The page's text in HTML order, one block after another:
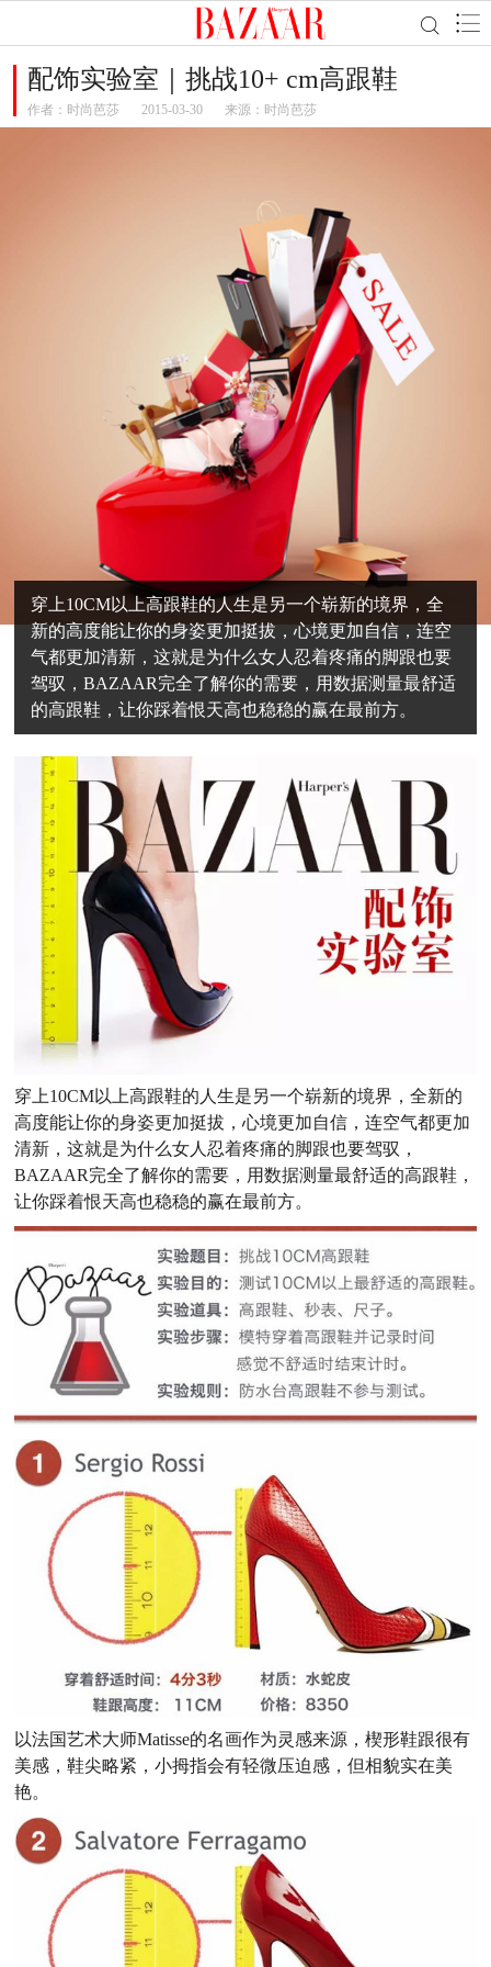
配饰实验室｜挑战10+ cm高跟鞋
作者： 时尚芭莎 2015-03-30 来源：时尚芭莎
穿上10CM以上高跟鞋的人生是另一个崭新的境界，全
新的高度能让你的身姿更加挺拔，心境更加自信，连空
气都更加清新，这就是为什么女人忍着疼痛的脚跟也要
驾驭，BAZAAR完全了解你的需要，用数据测量最舒适
的高跟鞋，让你踩着恨天高也稳稳的赢在最前方。
穿上10CM以上高跟鞋的人生是另一个崭新的境界，全新的
高度能让你的身姿更加挺拔，心境更加自信，连空气都更加
清新，这就是为什么女人忍着疼痛的脚跟也要驾驭，
BAZAAR完全了解你的需要，用数据测量最舒适的高跟鞋，
让你踩着恨天高也稳稳的赢在最前方。
以法国艺术大师Matisse的名画作为灵感来源，楔形鞋跟很有
美感，鞋尖略紧，小拇指会有轻微压迫感，但相貌实在美
艳。